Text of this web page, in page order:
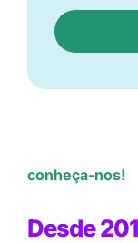
conheça-nos!
Desde